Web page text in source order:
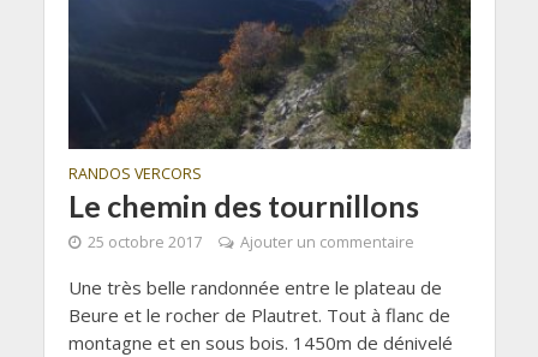
RANDOS VERCORS
Le chemin des tournillons
25 octobre 2017 Ajouter un commentaire
Une très belle randonnée entre le plateau de
Beure et le rocher de Plautret. Tout à flanc de
montagne et en sous bois. 1450m de dénivelé